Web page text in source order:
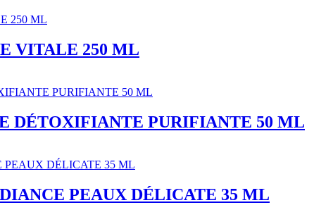
VITALE 250 ML
DÉTOXIFIANTE PURIFIANTE 50 ML
PEAUX DÉLICATE 35 ML